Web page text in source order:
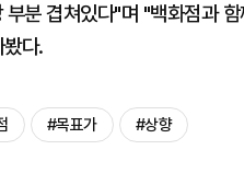
분 겹쳐있다"며 "백화점과
다.
#목표가 #상향